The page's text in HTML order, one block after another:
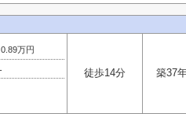
0.89万円
徒歩14分 築37